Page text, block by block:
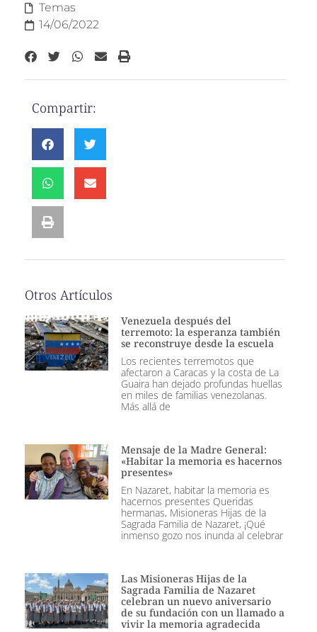
Temas
14/06/2022
Compartir:
Otros Artículos
Venezuela después del
terremoto: la esperanza también
se reconstruye desde la escuela
Los recientes terremotos que
afectaron a Caracas y la costa de La
Guaira han dejado profundas huellas
en miles de familias venezolanas.
Más allá de
Mensaje de la Madre General:
«Habitar la memoria es hacernos
presentes»
En Nazaret, habitar la memoria es
hacernos presentes Queridas
hermanas, Misioneras Hijas de la
Sagrada Familia de Nazaret, ¡Qué
inmenso gozo nos inunda al celebrar
Las Misioneras Hijas de la
Sagrada Familia de Nazaret
celebran un nuevo aniversario
de su fundación con un llamado a
vivir la memoria agradecida